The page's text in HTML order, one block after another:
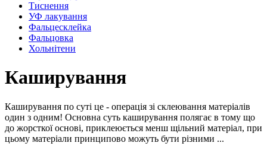
Тиснення
УФ лакування
Фальцесклейка
Фальцовка
Хольнітени
Каширування
Каширування по суті це - операція зі склеювання матеріалів
один з одним! Основна суть каширування полягає в тому що
до жорсткої основі, приклеюється менш щільний матеріал, при
цьому матеріали принципово можуть бути різними ...